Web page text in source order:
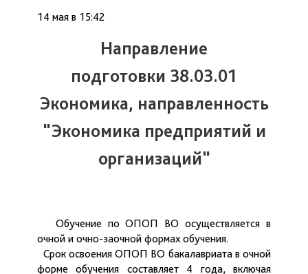
14 мая в 15:42
Направление
подготовки 38.03.01
Экономика, направленность
"Экономика предприятий и
организаций"
Обучение по ОПОП ВО осуществляется в
очной и очно-заочной формах обучения.
Срок освоения ОПОП ВО бакалавриата в очной
форме обучения составляет 4 года, включая